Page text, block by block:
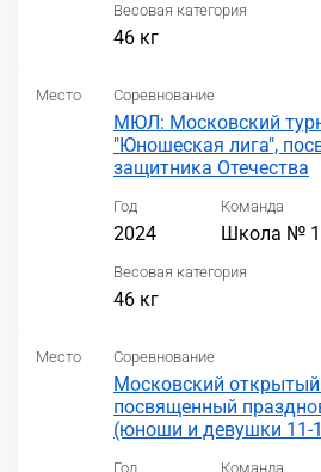
Весовая категория
46 кг
Место Соревнование
МЮЛ: Московский
"Юношеская лига",
защитника Отечества
Год
2024
Команда
Школа №
Весовая категория
46 кг
Место Соревнование
Московский
посвященный
(юноши и девушки 11-
Год Команда